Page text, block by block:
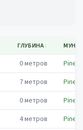
ГЛУБИНА↕
0метров
Pinell
7метров
Pinell
0метров
Pinell
4метров Pinell